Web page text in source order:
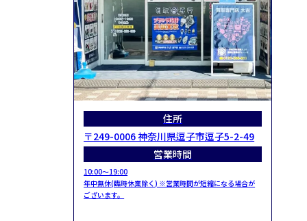
住所
〒249-0006 神奈川県逗子市逗子5-2-49
営業時間
10:00～19:00
年中無休(臨時休業除く) ※営業時間が短縮になる場合が
ございます。